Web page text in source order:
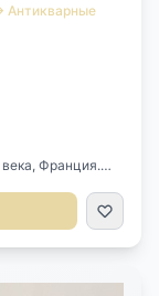
Антикварные
Франция.
см. В